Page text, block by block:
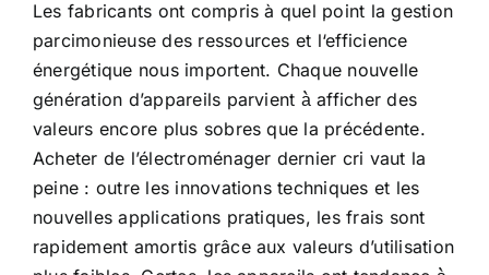
Les fabricants ont compris à quel point la gestion
parcimonieuse des ressources et l‘efficience
énergétique nous importent. Chaque nouvelle
génération d’appareils parvient à̀ afficher des
valeurs encore plus sobres que la précédente.
Acheter de l’électroménager dernier cri vaut la
peine : outre les innovations techniques et les
nouvelles applications pratiques, les frais sont
rapidement amortis grâce aux valeurs d’utilisation